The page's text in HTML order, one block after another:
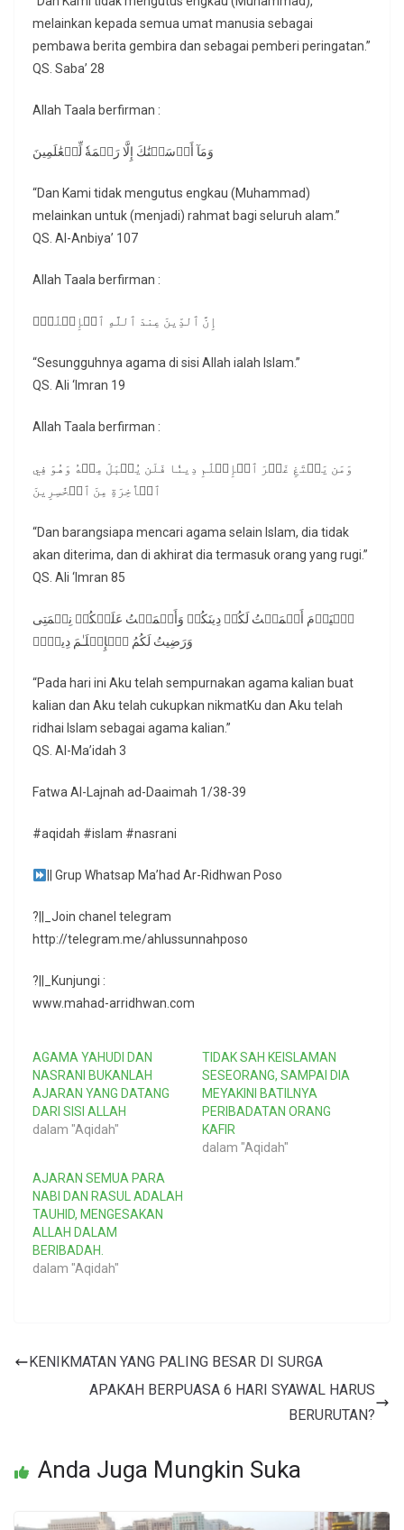
melainkan kepada semua umat manusia sebagai
pembawa berita gembira dan sebagai pemberi peringatan.”
QS. Saba’ 28
Allah Taala berfirman :
وَمَآ أَرۡسَلۡنَٰكَ إِلَّا رَحۡمَةٗ لِّلۡعَٰلَمِينَ
“Dan Kami tidak mengutus engkau (Muhammad)
melainkan untuk (menjadi) rahmat bagi seluruh alam.”
QS. Al-Anbiya’ 107
Allah Taala berfirman :
إِنَّ ٱلدِّينَ عِندَ ٱللَّهِ ٱلۡإِسۡلَٰمُۗ
“Sesungguhnya agama di sisi Allah ialah Islam.”
QS. Ali ‘Imran 19
Allah Taala berfirman :
وَمَن يَبۡتَغِ غَيۡرَ ٱلۡإِسۡلَٰمِ دِينٗا فَلَن يُقۡبَلَ مِنۡهُ وَهُوَ فِي
ٱلۡأٓخِرَةِ مِنَ ٱلۡخَٰسِرِينَ
“Dan barangsiapa mencari agama selain Islam, dia tidak
akan diterima, dan di akhirat dia termasuk orang yang rugi.”
QS. Ali ‘Imran 85
ٱلۡیَوۡمَ أَكۡمَلۡتُ لَكُمۡ دِینَكُمۡ وَأَتۡمَمۡتُ عَلَیۡكُمۡ نِعۡمَتِی
وَرَضِیتُ لَكُمُ ٱلۡإِسۡلَـٰمَ دِینࣰاۚ
“Pada hari ini Aku telah sempurnakan agama kalian buat
kalian dan Aku telah cukupkan nikmatKu dan Aku telah
ridhai Islam sebagai agama kalian.”
QS. Al-Ma’idah 3
Fatwa Al-Lajnah ad-Daaimah 1/38-39
#aqidah #islam #nasrani
|| Grup Whatsap Ma’had Ar-Ridhwan Poso
?||_Join chanel telegram
http://telegram.me/ahlussunnahposo
?||_Kunjungi :
www.mahad-arridhwan.com
AGAMA YAHUDI DAN
NASRANI BUKANLAH
AJARAN YANG DATANG
DARI SISI ALLAH
dalam "Aqidah"
TIDAK SAH KEISLAMAN
SESEORANG, SAMPAI DIA
MEYAKINI BATILNYA
PERIBADATAN ORANG
KAFIR
dalam "Aqidah"
AJARAN SEMUA PARA
NABI DAN RASUL ADALAH
TAUHID, MENGESAKAN
ALLAH DALAM
BERIBADAH.
dalam "Aqidah"
KENIKMATAN YANG PALING BESAR DI SURGA
APAKAH BERPUASA 6 HARI SYAWAL HARUS
BERURUTAN?
Anda Juga Mungkin Suka